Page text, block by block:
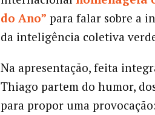
do Ano” para falar sobre a
da inteligência coletiva
Na apresentação, feita
Thiago partem do humor,
para propor uma